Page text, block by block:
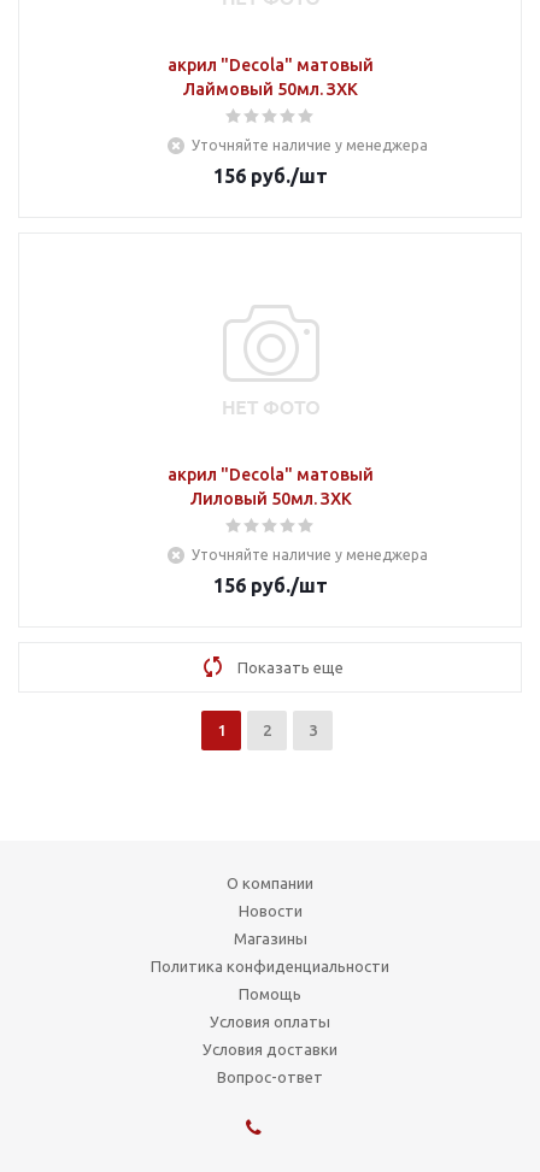
акрил "Decola" матовый
Лаймовый 50мл. ЗХК
Уточняйте наличие у менеджера
156 руб./шт
акрил "Decola" матовый
Лиловый 50мл. ЗХК
Уточняйте наличие у менеджера
156 руб./шт
Показать еще
1 2 3
О компании
Новости
Магазины
Политика конфиденциальности
Помощь
Условия оплаты
Условия доставки
Вопрос-ответ